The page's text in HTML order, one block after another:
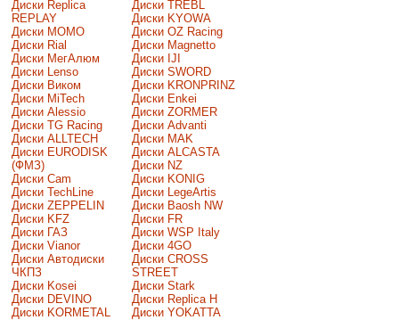
Диски Replica
REPLAY
Диски MOMO
Диски Rial
Диски МегАлюм
Диски Lenso
Диски Виком
Диски MiTech
Диски Alessio
Диски TG Racing
Диски ALLTECH
Диски EURODISK
(ФМЗ)
Диски Cam
Диски TechLine
Диски ZEPPELIN
Диски KFZ
Диски ГАЗ
Диски Vianor
Диски Автодиски
ЧКПЗ
Диски Kosei
Диски DEVINO
Диски KORMETAL
Диски TREBL
Диски KYOWA
Диски OZ Racing
Диски Magnetto
Диски IJI
Диски SWORD
Диски KRONPRINZ
Диски Enkei
Диски ZORMER
Диски Advanti
Диски MAK
Диски ALCASTA
Диски NZ
Диски KONIG
Диски LegeArtis
Диски Baosh NW
Диски FR
Диски WSP Italy
Диски 4GO
Диски CROSS
STREET
Диски Stark
Диски Replica H
Диски YOKATTA